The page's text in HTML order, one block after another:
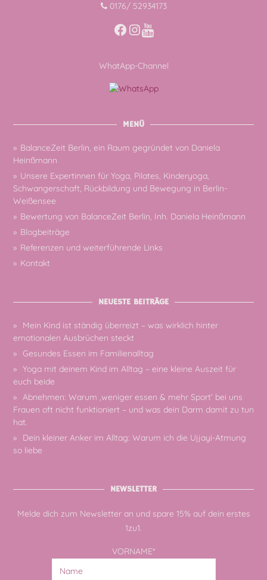
0176/ 52934173
Facebook
Instagram
WhatApp-Channel
MENÜ
BalanceZeit Berlin, ein Raum gegründet von Daniela
Heinßmann
Unsere Expertinnen für Yoga, Pilates, Kinderyoga,
Schwangerschaft, Rückbildung und Bewegung in Berlin-
Weißensee
Bewertung von BalanceZeit Berlin, Inh. Daniela Heinßmann
Blogbeiträge
Referenzen und weiterführende Links
Kontakt
NEUESTE BEITRÄGE
Mein Kind ist ständig überreizt – was wirklich hinter
emotionalen Ausbrüchen steckt
Gesundes Essen im Familienalltag
Yoga mit deinem Kind im Alltag – eine kleine Auszeit für
euch beide
Abnehmen: Warum ‚weniger essen & mehr Sport‘ bei uns
Frauen oft nicht funktioniert – und was dein Darm damit zu tun
hat.
Dein kleiner Anker im Alltag: Warum ich die Ujjayi-Atmung
so liebe
NEWSLETTER
Melde dich zum Newsletter an und spare 15% auf dein erstes
1zu1.
VORNAME*